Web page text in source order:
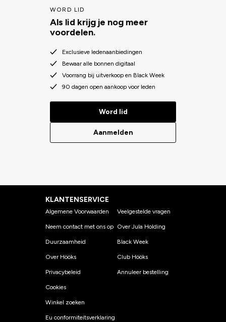
WORD LID
Als lid krijg je nog meer
voordelen.
Exclusieve ledenaanbiedingen
Bewaar alle bonnen digitaal
Voorrang bij uitverkoop en Black Week
90 dagen open aankoop voor leden
Word lid
Aanmelden
KLANTENSERVICE
Algemene Voorwaarden
Neem contact met ons op
Duurzaamheid
Over Hööks
Privacybeleid
Cookies
Winkel zoeken
Eu conformiteitsverklaring
Veelgestelde vragen
Over Jula Holding
Black Week
Club Hööks
Annuleer bestelling